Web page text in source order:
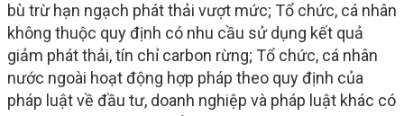
bù trừ hạn ngạch phát thải vượt mức; Tổ chức, cá nhân
không thuộc quy định có nhu cầu sử dụng kết quả
giảm phát thải, tín chỉ carbon rừng; Tổ chức, cá nhân
nước ngoài hoạt động hợp pháp theo quy định của
pháp luật về đầu tư, doanh nghiệp và pháp luật khác có